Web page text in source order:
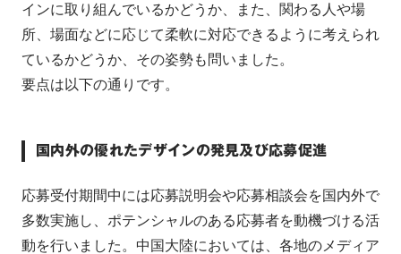
インに取り組んでいるかどうか、また、関わる人や場
所、場面などに応じて柔軟に対応できるように考えられ
ているかどうか、その姿勢も問いました。
要点は以下の通りです。
国内外の優れたデザインの発見及び応募促進
応募受付期間中には応募説明会や応募相談会を国内外で
多数実施し、ポテンシャルのある応募者を動機づける活
動を行いました。中国大陸においては、各地のメディア